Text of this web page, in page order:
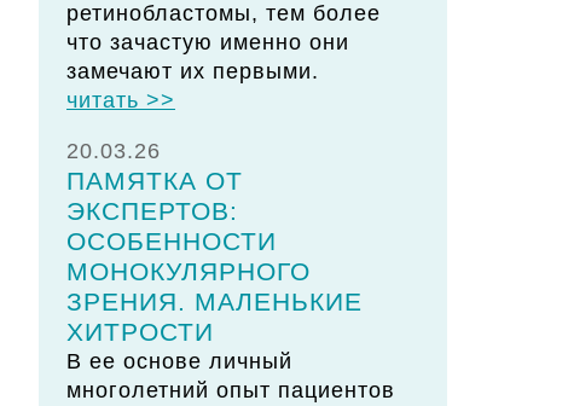
ретинобластомы, тем более
что зачастую именно они
замечают их первыми.
читать >>
20.03.26
ПАМЯТКА ОТ
ЭКСПЕРТОВ:
ОСОБЕННОСТИ
МОНОКУЛЯРНОГО
ЗРЕНИЯ. МАЛЕНЬКИЕ
ХИТРОСТИ
В ее основе личный
многолетний опыт пациентов